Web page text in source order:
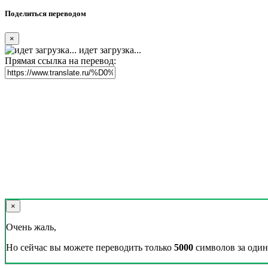
Поделиться переводом
×
идет загрузка...
Прямая ссылка на перевод:
×
Очень жаль,
Но сейчас вы можете переводить только 5000 символов за